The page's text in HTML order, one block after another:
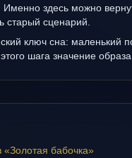
Именно здесь можно
старый сценарий.
ключ сна: маленький
шага значение
«Золотая бабочка»